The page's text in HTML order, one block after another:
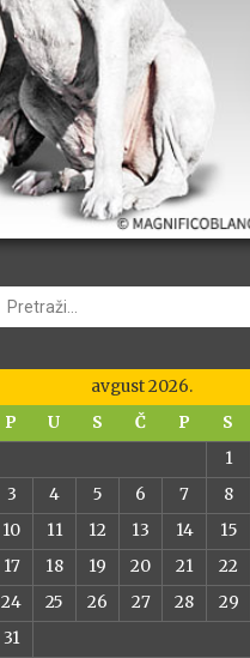
avgust 2026.
P
U S Č P S
1
3
4 5 6 7 8
10
11 12 13 14 15
17
18 19 20 21 22
24
25 26 27 28 29
31